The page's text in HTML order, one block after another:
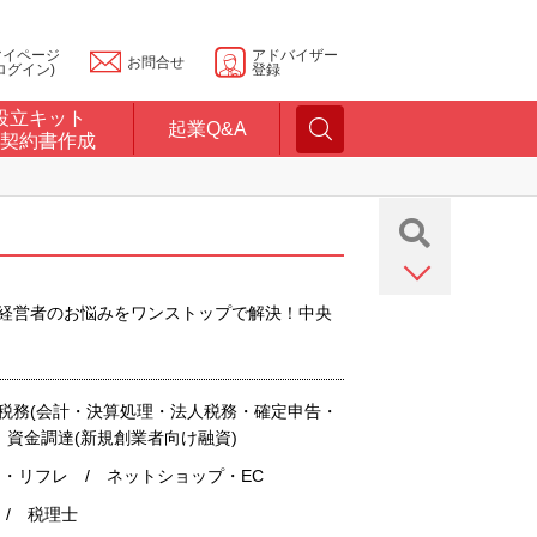
イページ
グイン)
お問合せ
アドバイザー
登録
立キット
約書作成
起業Q&A
営者のお悩みをワンストップで解決！中央
(会計・決算処理・法人税務・確定申告・
調達(新規創業者向け融資)
リフレ / ネットショップ・EC
/ 税理士